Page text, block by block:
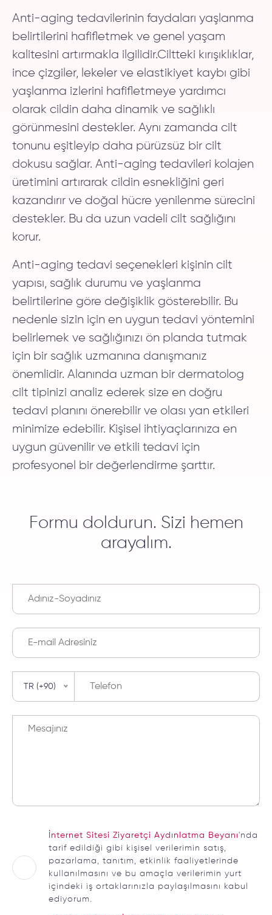
Anti-aging tedavilerinin faydaları yaşlanma
belirtilerini hafifletmek ve genel yaşam
kalitesini artırmakla ilgilidir.Ciltteki kırışıklıklar,
ince çizgiler, lekeler ve elastikiyet kaybı gibi
yaşlanma izlerini hafifletmeye yardımcı
olarak cildin daha dinamik ve sağlıklı
görünmesini destekler. Aynı zamanda cilt
tonunu eşitleyip daha pürüzsüz bir cilt
dokusu sağlar. Anti-aging tedavileri kolajen
üretimini artırarak cildin esnekliğini geri
kazandırır ve doğal hücre yenilenme sürecini
destekler. Bu da uzun vadeli cilt sağlığını
korur.
Anti-aging tedavi seçenekleri kişinin cilt
yapısı, sağlık durumu ve yaşlanma
belirtilerine göre değişiklik gösterebilir. Bu
nedenle sizin için en uygun tedavi yöntemini
belirlemek ve sağlığınızı ön planda tutmak
için bir sağlık uzmanına danışmanız
önemlidir. Alanında uzman bir dermatolog
cilt tipinizi analiz ederek size en doğru
tedavi planını önerebilir ve olası yan etkileri
minimize edebilir. Kişisel ihtiyaçlarınıza en
uygun güvenilir ve etkili tedavi için
profesyonel bir değerlendirme şarttır.
Formu doldurun. Sizi hemen
arayalım.
TR (+90)
İnternet Sitesi Ziyaretçi Aydınlatma Beyanı'nda
tarif edildiği gibi kişisel verilerimin satış,
pazarlama, tanıtım, etkinlik faaliyetlerinde
kullanılmasını ve bu amaçla verilerimin yurt
içindeki iş ortaklarınızla paylaşılmasını kabul
ediyorum.